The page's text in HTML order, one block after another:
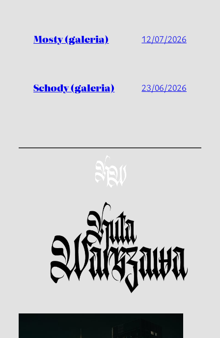
Mosty (galeria) 12/07/2026
Schody (galeria) 23/06/2026